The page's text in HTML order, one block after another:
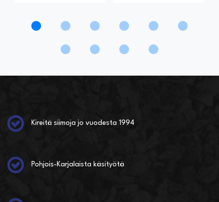
Kireitä siimoja jo vuodesta 1994
Pohjois-Karjalaista käsityötä